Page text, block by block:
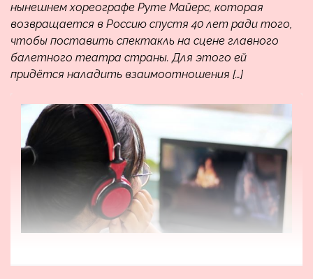
нынешнем хореографе Руте Майерс, которая
возвращается в Россию спустя 40 лет ради того,
чтобы поставить спектакль на сцене главного
балетного театра страны. Для этого ей
придётся наладить взаимоотношения […]